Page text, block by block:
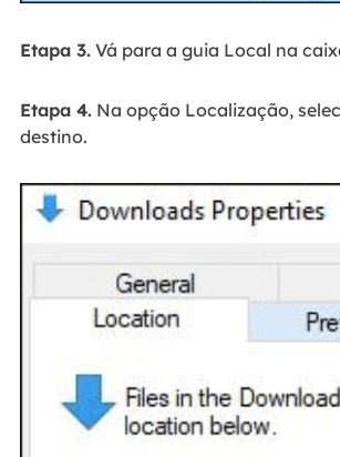
Etapa 3.Vá para a guia Local na
Etapa 4.Na opção Localização,
destino.